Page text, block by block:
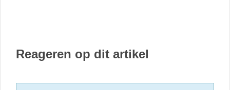
Reageren op dit artikel